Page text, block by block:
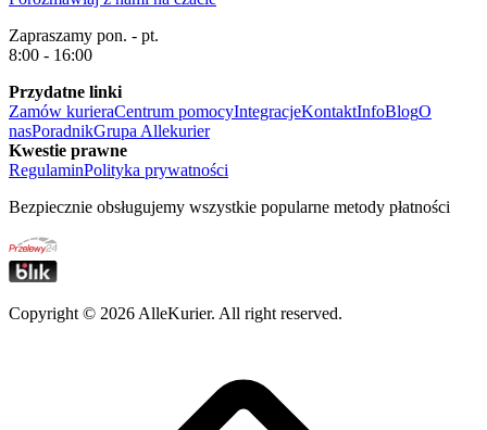
Zapraszamy pon. - pt.
8:00 - 16:00
Przydatne linki
Zamów kurieraCentrum pomocyIntegracjeKontaktInfoBlogO
nasPoradnikGrupa Allekurier
Kwestie prawne
RegulaminPolityka prywatności
Bezpiecznie obsługujemy wszystkie popularne metody płatności
Copyright © 2026 AlleKurier. All right reserved.